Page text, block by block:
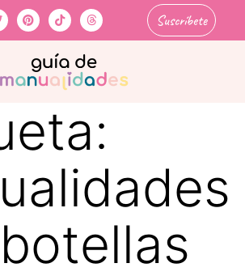
Suscríbete